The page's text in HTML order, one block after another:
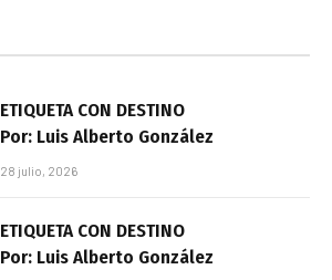
ETIQUETA CON DESTINO
Por: Luis Alberto González
28 julio, 2026
ETIQUETA CON DESTINO
Por: Luis Alberto González